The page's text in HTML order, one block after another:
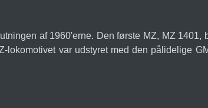
af 1960'erne. Den første MZ, MZ 1401,
var udstyret med den pålidelige